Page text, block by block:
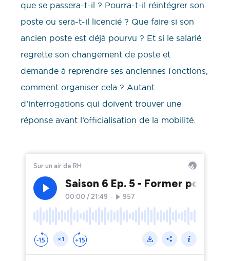
que se passera-t-il ? Pourra-t-il réintégrer son
poste ou sera-t-il licencié ? Que faire si son
ancien poste est déjà pourvu ? Et si le salarié
regrette son changement de poste et
demande à reprendre ses anciennes fonctions,
comment organiser cela ? Autant
d’interrogations qui doivent trouver une
réponse avant l’officialisation de la mobilité.